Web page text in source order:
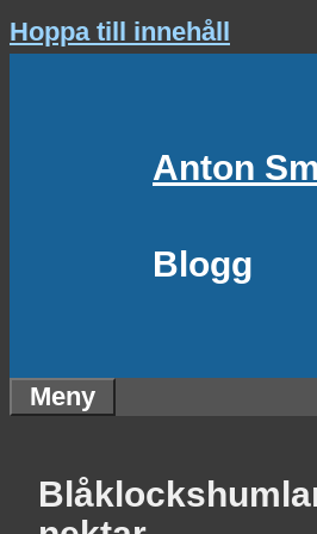
Hoppa till innehåll
Anton
Blogg
Meny